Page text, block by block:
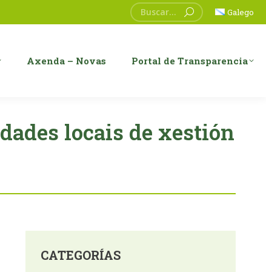
Search: Galego
Axenda – Novas Portal de Transparencia
locais de xestión
CATEGORÍAS